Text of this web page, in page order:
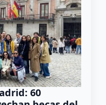
60